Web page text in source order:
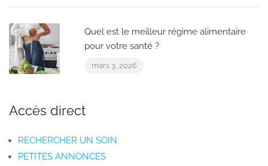
Quel est le meilleur régime alimentaire
pour votre santé ?
mars 3, 2026
Accès direct
RECHERCHER UN SOIN
PETITES ANNONCES